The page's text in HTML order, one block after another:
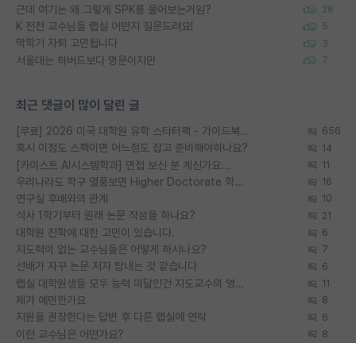
근데 여기는 왜 그렇게 SPK를 물어보는거임? 28
K 전전 교수님들 랩실 어떤지 질문드려요! 5
막학기 자퇴 고민됩니다 3
서울대는 하버드보다 명문이지만 7
최근 댓글이 많이 달린 글
[무료] 2026 미국 대학원 유학 스타터팩 - 가이드북 & 합격자 컨택메일 템플릿 656
혹시 이정도 스펙이면 어느정도 잡고 준비해야하나요? 14
[카이스트 AI시스템학과] 면접 보신 분 계신가요... 11
우리나라도 학구 열풍보면 Higher Doctorate 학위가 필요하다고 봅니다. 16
연구실 후배와의 관계 10
석사 1학기부터 원래 논문 작성을 하나요? 21
대학원 진학에 대한 고민이 있습니다. 6
지도력이 없는 교수님들은 어떻게 하시나요? 7
선배가 자꾸 논문 저자 탐내는 것 같습니다 6
랩실 대학원생들 모두 능력 미달인건 지도교수의 영향 아닌가? 11
제가 예민한가요 8
지원을 권장한다는 답변 후 다른 랩실에 연락 6
이런 교수님은 어떤가요? 8